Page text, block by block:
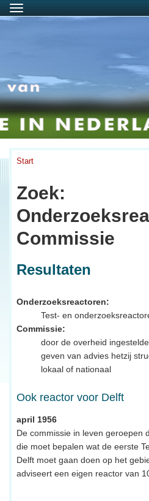
Menu
Start
Zoek:
Commissie
Resultaten
Onderzoeksreactoren:
Test- en
Commissie:
door de overheid
geven van advies hetzij
lokaal of nationaal
Ook reactor voor Delft
april 1956
De commissie in leven geroepen
die moet bepalen wat de eerste
Delft moet gaan doen op het
adviseert een eigen reactor van